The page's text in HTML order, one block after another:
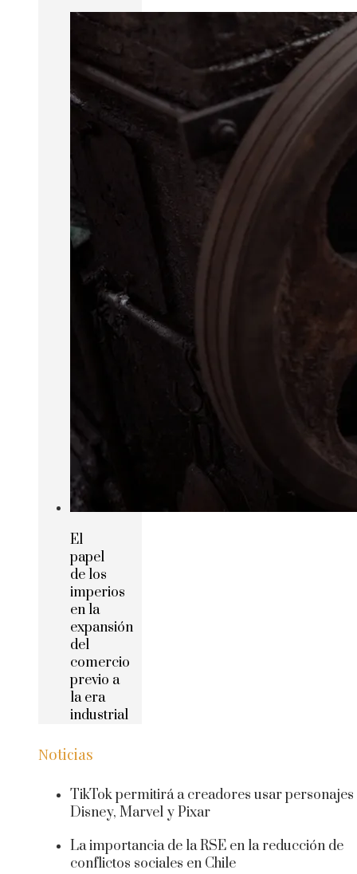
El
papel
de los
imperios
en la
expansión
del
comercio
previo a
la era
industrial
Noticias
TikTok permitirá a creadores usar personajes
Disney, Marvel y Pixar
La importancia de la RSE en la reducción de
conflictos sociales en Chile